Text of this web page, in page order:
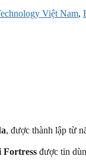
Việt Nam,
, được thành lập từ
Fortress được tin